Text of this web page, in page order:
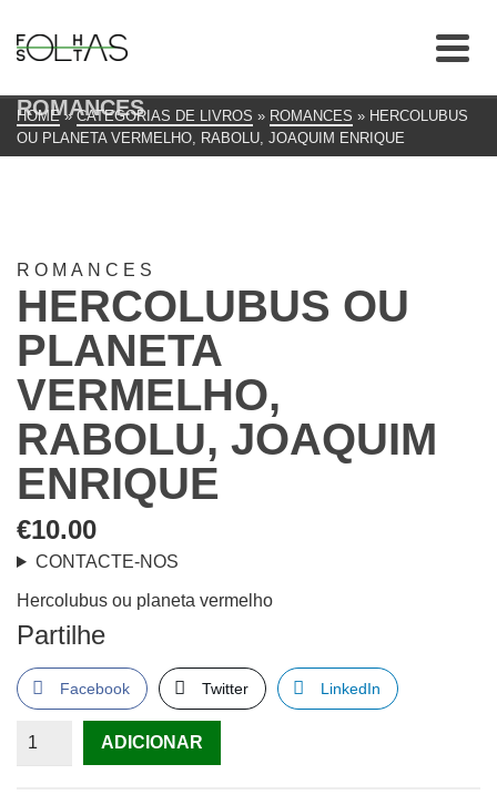
ROMANCES
HOME » CATEGORIAS DE LIVROS » ROMANCES » HERCOLUBUS
OU PLANETA VERMELHO, RABOLU, JOAQUIM ENRIQUE
ROMANCES
HERCOLUBUS OU
PLANETA
VERMELHO,
RABOLU, JOAQUIM
ENRIQUE
€10.00
CONTACTE-NOS
Hercolubus ou planeta vermelho
Partilhe
Facebook Twitter LinkedIn
QuantidadeADICIONAR